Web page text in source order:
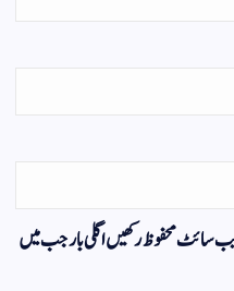
سائٹ محفوظ رکھیں اگلی بار جب میں